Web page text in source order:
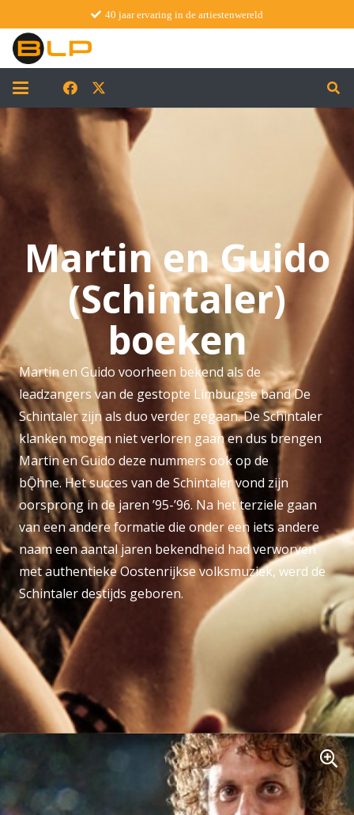
40 jaar ervaring in de artiestenwereld
Martin en Guido
(Schintaler)
boeken
Martin en Guido voorheen bekend als de
leadzangers van de gestopte Limburgse band De
Schintaler zijn als duo verder gegaan. De Schintaler
klanken mogen niet verloren gaan en dus brengen
Martin en Guido deze nummers ook op de
bǬhne. Het succes van de Schintaler vond zijn
oorsprong in de jaren ’95-’96. Na het terziele gaan
van een andere formatie die onder een iets andere
naam een aantal jaren bekendheid had verworven
met authentieke Oostenrijkse volksmuziek, werd de
Schintaler destijds geboren.